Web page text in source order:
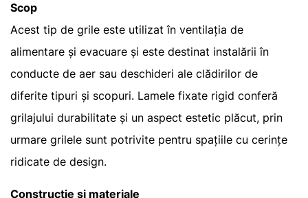
Scop
Acest tip de grile este utilizat în ventilația de
alimentare și evacuare și este destinat instalării în
conducte de aer sau deschideri ale clădirilor de
diferite tipuri și scopuri. Lamele fixate rigid conferă
grilajului durabilitate și un aspect estetic plăcut, prin
urmare grilele sunt potrivite pentru spațiile cu cerințe
ridicate de design.
Construcție și materiale